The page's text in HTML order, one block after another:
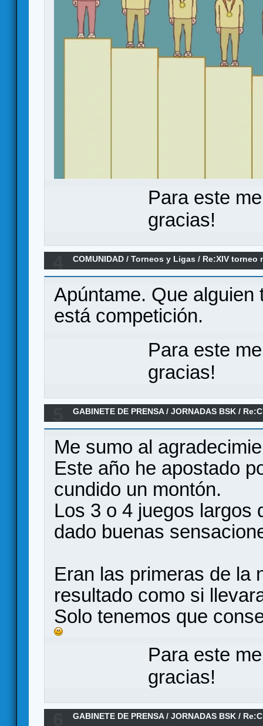
Para este
gracias!
COMUNIDAD /Torneos y Ligas / Re:XIV torneo
Apúntame. Que
está competición.
Para este
gracias!
GABINETE DE PRENSA/JORNADAS BSK /
Me sumo al
Este año he apostado
cundido un montón.
Los 3 o 4 juegos largos
dado buenas
Eran las primeras de la
resultado como si
Solo tenemos que
Para este
gracias!
GABINETE DE PRENSA/JORNADAS BSK /